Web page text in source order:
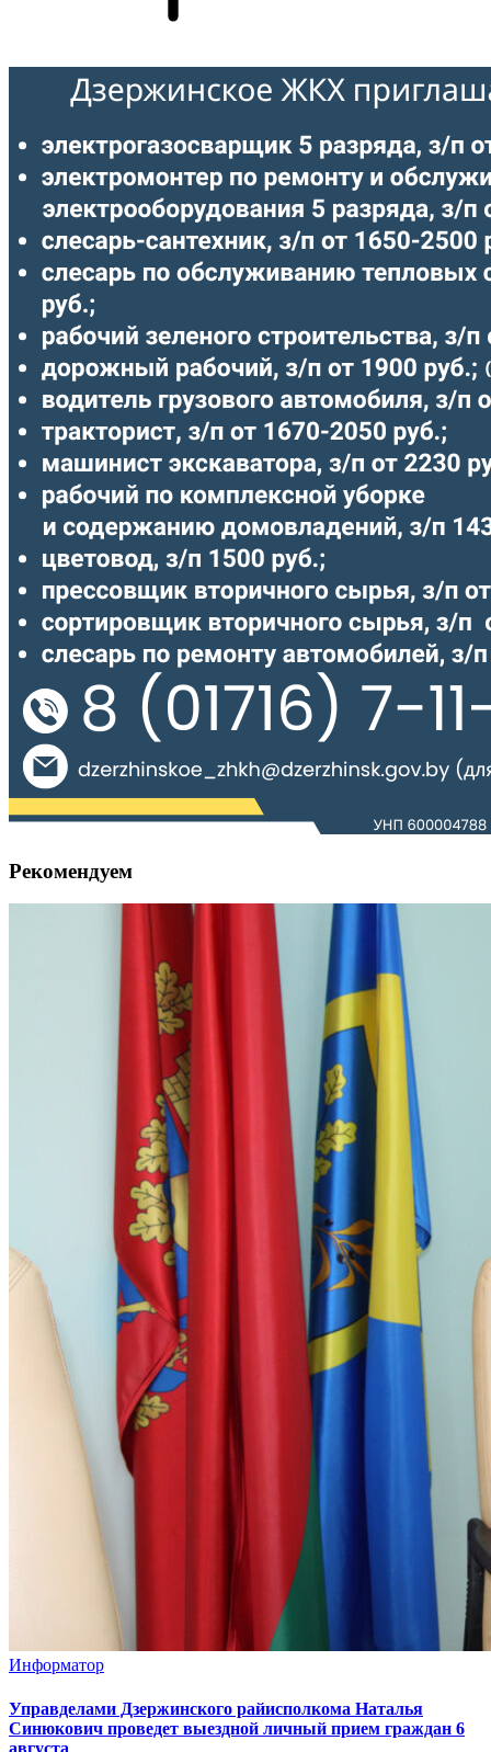
Рекомендуем
Информатор
Управделами Дзержинского райисполкома Наталья
Синюкович проведет выездной личный прием граждан 6
августа